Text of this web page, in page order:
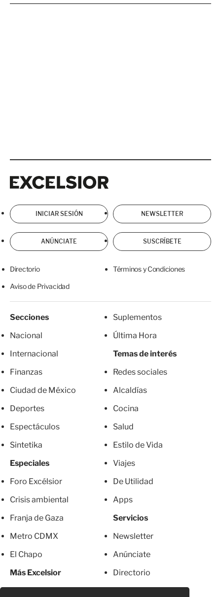
INICIAR SESIÓN NEWSLETTER
ANÚNCIATE SUSCRÍBETE
Directorio Términos y Condiciones
Aviso de Privacidad
Secciones
Nacional
Internacional
Finanzas
Ciudad de México
Deportes
Espectáculos
Sintetika
Especiales
Foro Excélsior
Crisis ambiental
Franja de Gaza
Metro CDMX
El Chapo
Más Excelsior
Suplementos
Última Hora
Temas de interés
Redes sociales
Alcaldías
Cocina
Salud
Estilo de Vida
Viajes
De Utilidad
Apps
Servicios
Newsletter
Anúnciate
Directorio